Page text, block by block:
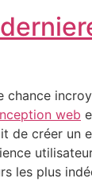
chance
web
de créer un
les plus